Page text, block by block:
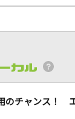
のチャンス！